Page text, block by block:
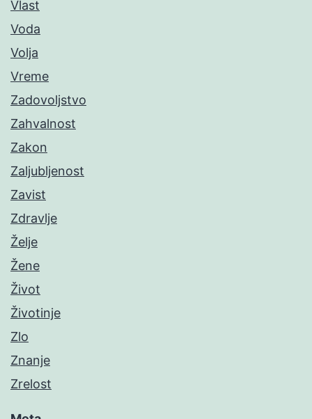
Vlast
Voda
Volja
Vreme
Zadovoljstvo
Zahvalnost
Zakon
Zaljubljenost
Zavist
Zdravlje
Želje
Žene
Život
Životinje
Zlo
Znanje
Zrelost